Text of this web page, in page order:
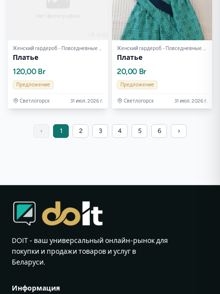
Женский гардероб - Повседневные платья
Платье
120,00 Br
Предложение
Светлогорск 31 июл. 2026 г.
Женский гардероб - Повседневные платья
Платье
20,00 Br
Предложение
Светлогорск 31 июл. 2026 г.
‹ 1 2 3 4 5 6 ›
DOIT - ваш универсальный онлайн-рынок для
покупки и продажи товаров и услуг в
Беларуси.
Информация